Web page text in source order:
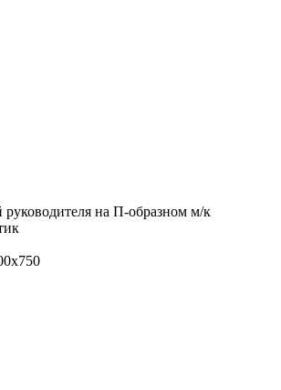
руководителя на П-образном м/к